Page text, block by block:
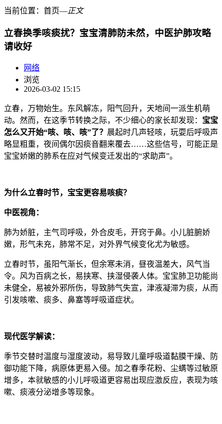
当前位置： 首页―正文
立春换季咳痰扰？宝宝清肺防未然，中医护肺攻略
请收好
网络
浏览
2026-03-02 15:15
立春，万物始生。东风解冻，阳气回升，天地间一派生机萌
动。然而，在这季节转换之际，不少细心的家长却发现： 宝宝
怎么又开始“咳、咳、咳”了？ 晨起时几声轻咳，玩耍后呼吸声
略显粗重，夜间偶尔因痰音翻来覆去……这些信号，可能正是
宝宝娇嫩的肺系在应对气候变迁发出的“求助声”。
为什么立春时节，宝宝更容易咳痰？
中医视角：
肺为娇脏，主气司呼吸，外合皮毛，开窍于鼻。小儿脏腑娇
嫩，形气未充，肺常不足，对外界气候变化尤为敏感。
立春时节，虽阳气渐长，但余寒未消，昼夜温差大，风气当
令。风为百病之长，易挟寒、挟湿侵袭人体。宝宝肺卫功能尚
未健全，易被外邪所伤，导致肺气失宣，津液凝滞为痰，从而
引发咳嗽、痰多、鼻塞等呼吸道症状。
现代医学解读：
季节交替时温度与湿度波动，易导致儿童呼吸道黏膜干燥、防
御功能下降，病原体更易入侵。加之春季花粉、尘螨等过敏原
增多，本就敏感的小儿呼吸道更容易出现应激反应，表现为咳
嗽、痰液分泌增多等现象。